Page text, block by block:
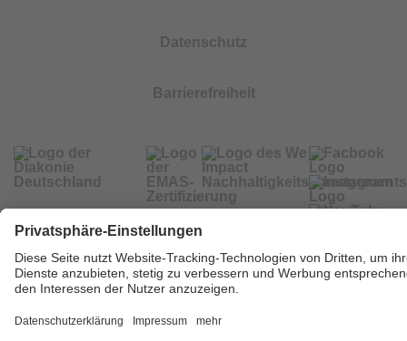
Datenschutz
Barrierefreiheit